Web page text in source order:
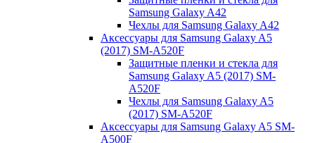
Samsung Galaxy A42
Чехлы для Samsung Galaxy A42
Аксессуары для Samsung Galaxy A5
(2017) SM-A520F
Защитные пленки и стекла для
Samsung Galaxy A5 (2017) SM-
A520F
Чехлы для Samsung Galaxy A5
(2017) SM-A520F
Аксессуары для Samsung Galaxy A5 SM-
A500F